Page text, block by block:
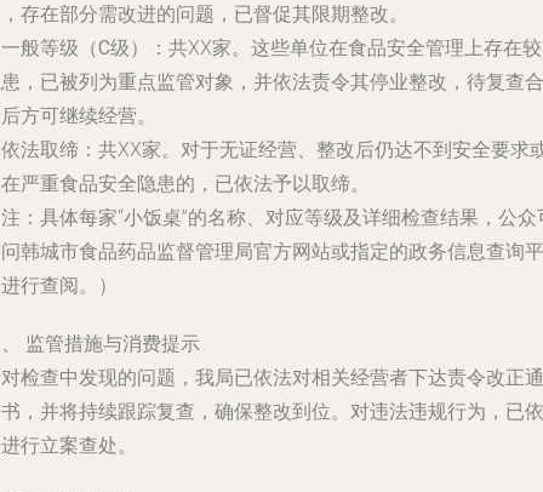
存在部分需改进的问题，已督促其限期整改。
一般等级（C级）
：共XX家。这些单位在食品安全管理上存在
，已被列为重点监管对象，并依法责令其停业整改，待复查合
方可继续经营。
依法取缔 ：共XX家。对于无证经营、整改后仍达不到安全要求
严重食品安全隐患的，已依法予以取缔。
：具体每家“小饭桌”的名称、对应等级及详细检查结果，公众
韩城市食品药品监督管理局官方网站或指定的政务信息查询平
行查阅。）
监管措施与消费提示
检查中发现的问题，我局已依法对相关经营者下达责令改正通
，并将持续跟踪复查，确保整改到位。对违法违规行为，已依
行立案查处。